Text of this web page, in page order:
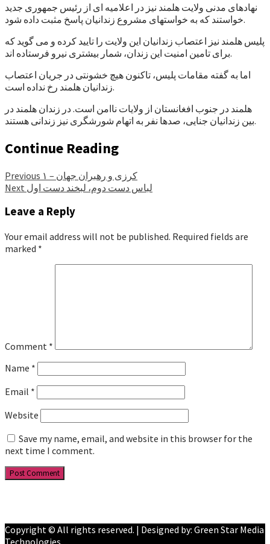
نهادهای مدنی ولایت هلمند نیز در اعلامیه ای از رئیس جمهوری جدید
خواستند که به خواستهای مشروع زندانیان پاسخ مثبت داده شود.
پلیس هلمند نیز اعتصاب زندانیان این ولایت را تایید کرده و می گوید که
برای تامین امنیت این زندان، شمار بیشتری نیرو فرستاده اند.
اما به گفته مقامات پلیس، تاکنون هیچ خشونتی در جریان اعتصاب
زندانیان هلمند رخ نداده است.
هلمند در جنوب افغانستان از ولایات ناامن است. در زندان هلمند در
بین زندانیان جنایی، صدها نفر به اتهام شورشگری نیز زندانی هستند.
Continue Reading
Previous
کرزی و رهبران جهان – ۱
Next لباس دست دوم، لبخند دست اول
Leave a Reply
Your email address will not be published. Required fields are
marked *
Comment *
Name *
Email *
Website
Save my name, email, and website in this browser for the
next time I comment.
Copyright © All rights reserved. | Designed by: Green Star Media